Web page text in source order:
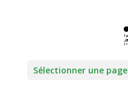
Sélectionner une page